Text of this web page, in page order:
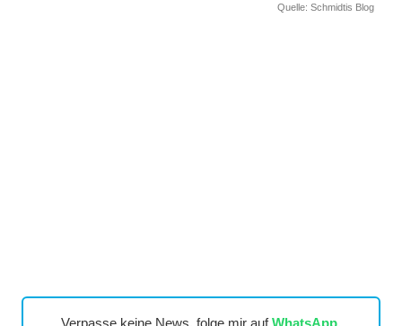
Quelle: Schmidtis Blog
Verpasse keine News, folge mir aufWhatsApp,